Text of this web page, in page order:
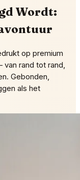
Wordt:
op premium
rand tot rand,
Gebonden,
als het